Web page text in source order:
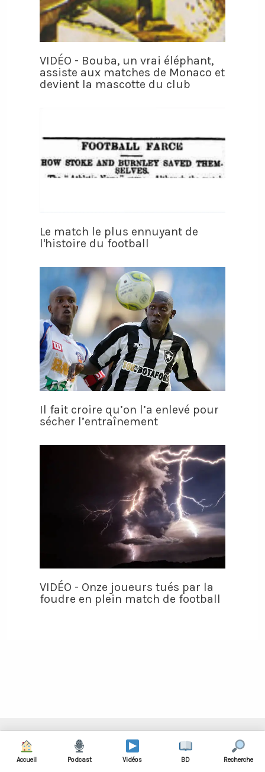
VIDÉO - Bouba, un vrai éléphant,
assiste aux matches de Monaco et
devient la mascotte du club
Le match le plus ennuyant de
l'histoire du football
Il fait croire qu’on l’a enlevé pour
sécher l’entraînement
VIDÉO - Onze joueurs tués par la
foudre en plein match de football
Rechercher :
Accueil Podcast Vidéos BD Recherche